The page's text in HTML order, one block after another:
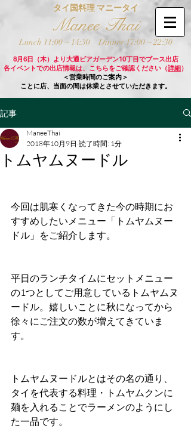
タイ国料理 マニータイ
Manee Thai
Lunch 11:00 ~ 14:30 Dinner 17:00 ~ 22:30
8月6日（木）より大通ビアガーデン10丁目でブース出店
各イベントでの出店情報は、こちらをご確認ください（詳細）
＜営業時間のご案内＞
ことに店、当面の間は休業とさせていただきます。
記事
トムヤムヌードル
ManeeThai
2018年10月9日 読了時間: 1分
今回は肌寒くなってきた今の時期にお
すすめしたいメニュー「トムヤムヌー
ドル」をご紹介します。
平日のランチタイムにセットメニュー
の1つとしてご用意しているトムヤムヌ
ードル。嬉しいことに秋になってから
徐々にご注文の数が増えてきていま
す。
トムヤムヌードルとはその名の通り、
タイを代表する料理・トムヤムクンに
麺を入れることでラーメンのようにし
た一品です。